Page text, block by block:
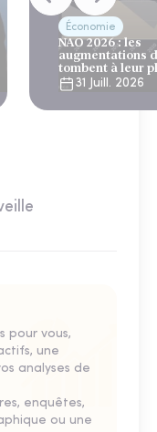
Économie
NAO 2026 : les
augmentations
tombent à leur
niveau depuis 4
31 Juill. 2026
pour vous,
une
analyses de
enquêtes,
ou une